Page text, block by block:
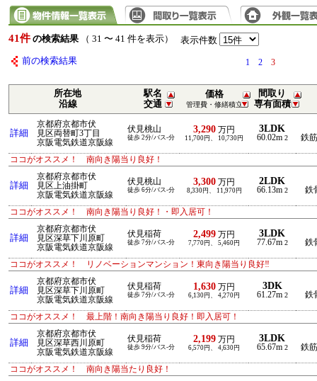
41件 の検索結果 （ 31 〜 41 件を表示） 表示件数
前の検索結果 1 2 3
所在地
沿線
駅名
交通
価格
管理費・修繕積立
間取り
専有面積
詳細
京都府京都市伏
見区両替町3丁目
京阪電気鉄道京阪線
伏見桃山
徒歩 2分/バス-分
3,290 万円
11,700円、 10,730円
3LDK
60.02m 2 鉄
ココがオススメ！ 南向き陽当り良好！
詳細
京都府京都市伏
見区上油掛町
京阪電気鉄道京阪線
伏見桃山
徒歩 6分/バス-分
3,300 万円
8,330円、 11,970円
2LDK
66.13m 2 鉄
ココがオススメ！ 南向き陽当り良好！・即入居可！
詳細
京都府京都市伏
見区深草下川原町
京阪電気鉄道京阪線
伏見稲荷
徒歩 7分/バス-分
2,499 万円
7,770円、 5,460円
3LDK
77.67m 2 鉄
ココがオススメ！ リノベーションマンション！東向き陽当り良好‼
詳細
京都府京都市伏
見区深草下川原町
京阪電気鉄道京阪線
伏見稲荷
徒歩 7分/バス-分
1,630 万円
6,130円、 4,270円
3DK
61.27m 2 鉄
ココがオススメ！ 最上階！南向き陽当り良好！即入居可！
詳細
京都府京都市伏
見区深草西川原町
京阪電気鉄道京阪線
伏見稲荷
徒歩 9分/バス-分
2,199 万円
6,570円、 4,630円
3LDK
65.67m 2 鉄
ココがオススメ！ 南向き陽当たり良好！